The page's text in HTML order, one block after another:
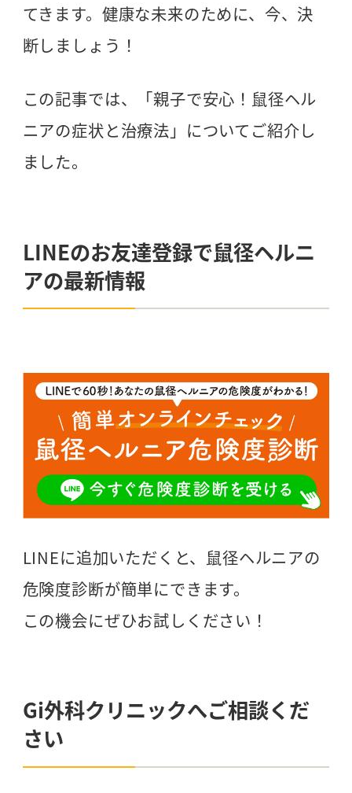
てきます。健康な未来のために、今、決
断しましょう！
この記事では、「親子で安心！鼠径ヘル
ニアの症状と治療法」についてご紹介し
ました。
LINEのお友達登録で鼠径ヘルニ
アの最新情報
LINEに追加いただくと、鼠径ヘルニアの
危険度診断が簡単にできます。
この機会にぜひお試しください！
Gi外科クリニックへご相談くだ
さい